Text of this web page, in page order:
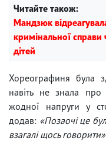
Читайте також:
Мандзюк
кримінальної
дітей
Хореографиня була
навіть не знала про
жодної напруги у
додав: «Позаочі це
взагалі щось